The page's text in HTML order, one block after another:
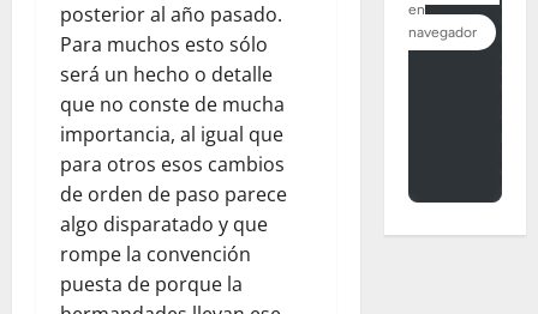
posterior al año pasado.
Para muchos esto sólo
será un hecho o detalle
que no conste de mucha
importancia, al igual que
para otros esos cambios
de orden de paso parece
algo disparatado y que
rompe la convención
puesta de porque la